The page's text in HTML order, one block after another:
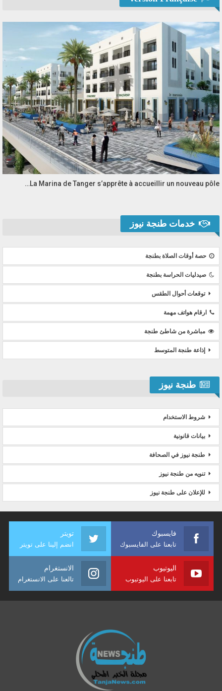
La Marina de Tanger s’apprête à accueillir un nouveau pôle…
خدمات طنجة نيوز
حصة أوقات الصلاة بطنجة
صيدليات الحراسة بطنجة
توقعات أحوال الطقس
ارقام هواتف مهمة
مباشرة من شاطئ طنجة
إذاعة طنجة المتوسط
طنجة نيوز
شروط الاستخدام
بيانات قانونية
طنجة نيوز في الصحافة
تنويه من طنجة نيوز
للإعلان على طنجة نيوز
فايسبوك
تابعنا على الفايسبوك
تويتر
انضم إلينا على تويتر
اليوتيوب
تابعنا على اليوتيوب
الانستغرام
تالعنا على الانستغرام